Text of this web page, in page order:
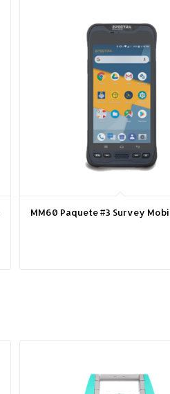
MM60 Paquete #3 Survey